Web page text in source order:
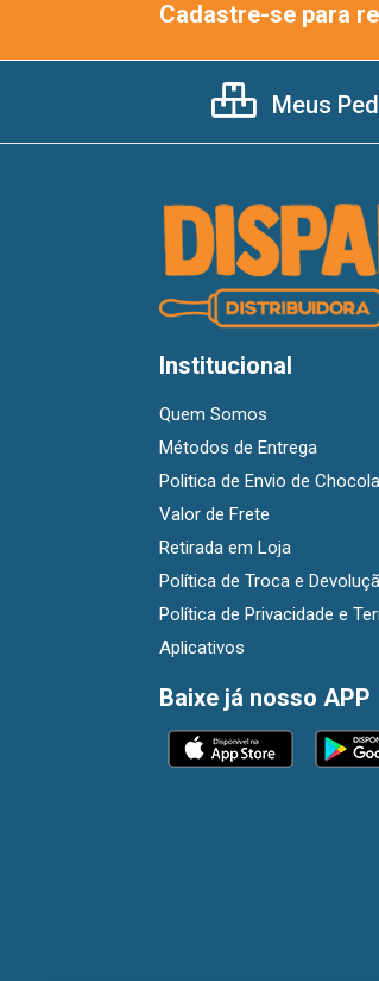
Cadastre-se para
Meus
Institucional
Quem Somos
Métodos de Entrega
Politica de Envio de
Valor de Frete
Retirada em Loja
Política de Troca e
Política de Privacidade e
Aplicativos
Baixe já nosso APP